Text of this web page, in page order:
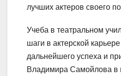
лучших актеров своего
Учеба в театральном
шаги в актерской
дальнейшего успеха и
Владимира Самойлова в